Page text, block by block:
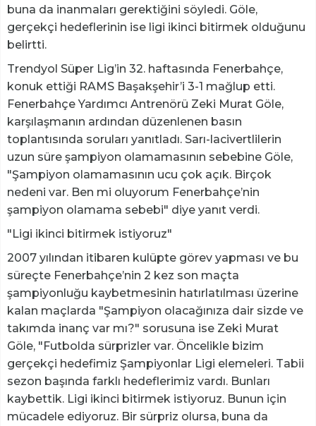
buna da inanmaları gerektiğini söyledi. Göle,
gerçekçi hedeflerinin ise ligi ikinci bitirmek olduğunu
belirtti.
Trendyol Süper Lig’in 32. haftasında Fenerbahçe,
konuk ettiği RAMS Başakşehir’i 3-1 mağlup etti.
Fenerbahçe Yardımcı Antrenörü Zeki Murat Göle,
karşılaşmanın ardından düzenlenen basın
toplantısında soruları yanıtladı. Sarı-lacivertlilerin
uzun süre şampiyon olamamasının sebebine Göle,
"Şampiyon olamamasının ucu çok açık. Birçok
nedeni var. Ben mi oluyorum Fenerbahçe’nin
şampiyon olamama sebebi" diye yanıt verdi.
"Ligi ikinci bitirmek istiyoruz"
2007 yılından itibaren kulüpte görev yapması ve bu
süreçte Fenerbahçe’nin 2 kez son maçta
şampiyonluğu kaybetmesinin hatırlatılması üzerine
kalan maçlarda "Şampiyon olacağınıza dair sizde ve
takımda inanç var mı?" sorusuna ise Zeki Murat
Göle, "Futbolda sürprizler var. Öncelikle bizim
gerçekçi hedefimiz Şampiyonlar Ligi elemeleri. Tabii
sezon başında farklı hedeflerimiz vardı. Bunları
kaybettik. Ligi ikinci bitirmek istiyoruz. Bunun için
mücadele ediyoruz. Bir sürpriz olursa, buna da